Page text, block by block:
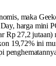
maka
harga mini
Rp 27,2 jutaan)
19,72% ini